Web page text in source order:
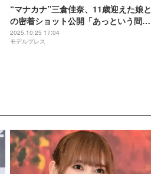
“マナカナ”三倉佳奈、11歳迎えた娘と
の密着ショット公開「あっという間
に」「大きくなってる」と反響
2025.10.25 17:04
モデルプレス